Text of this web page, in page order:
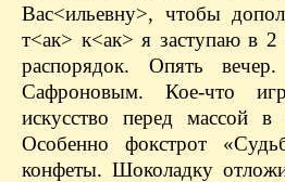
Вас<ильевну>, чтобы
т<ак> к<ак> я заступаю в
распорядок. Опять
Сафроновым. Кое-что
искусство перед массой
Особенно фокстрот
конфеты. Шоколадку